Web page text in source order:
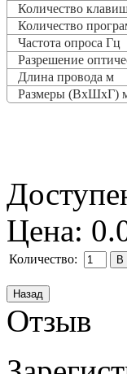
Количество
Количество
Частота опроса Гц
Разрешение
Длина провода м
Размеры (ВxШxГ)
Цена:
Количество:
Отзыв